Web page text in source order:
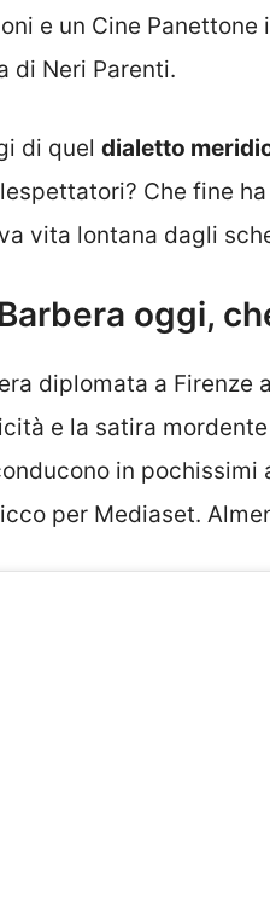
e un Cine
di Neri Parenti.
di quel dialetto
Che fine
vita lontana dagli
oggi,
diplomata a
e la satira
in
per Mediaset.